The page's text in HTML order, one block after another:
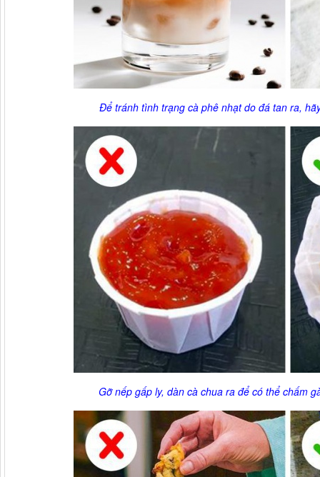
Để tránh tình trạng cà phê nhạt do đá tan ra,
Gỡ nếp gấp ly, dàn cà chua ra để có thể chấm